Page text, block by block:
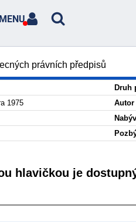
právních předpisů
Druh
1975
hlavičkou je
MENU